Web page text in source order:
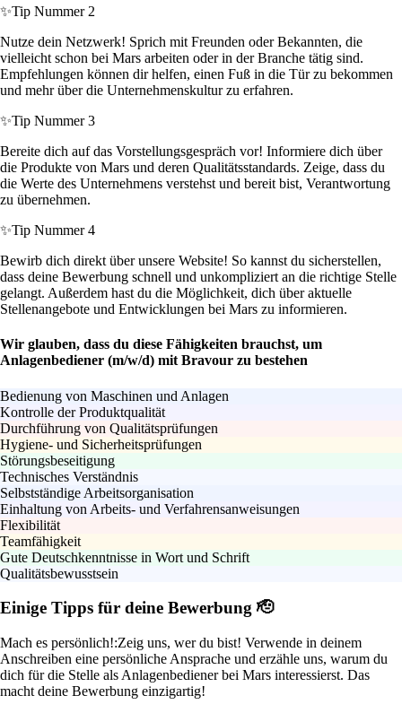
✨Tip Nummer 2
Nutze dein Netzwerk! Sprich mit Freunden oder Bekannten, die
vielleicht schon bei Mars arbeiten oder in der Branche tätig sind.
Empfehlungen können dir helfen, einen Fuß in die Tür zu bekommen
und mehr über die Unternehmenskultur zu erfahren.
✨Tip Nummer 3
Bereite dich auf das Vorstellungsgespräch vor! Informiere dich über
die Produkte von Mars und deren Qualitätsstandards. Zeige, dass du
die Werte des Unternehmens verstehst und bereit bist, Verantwortung
zu übernehmen.
✨Tip Nummer 4
Bewirb dich direkt über unsere Website! So kannst du sicherstellen,
dass deine Bewerbung schnell und unkompliziert an die richtige Stelle
gelangt. Außerdem hast du die Möglichkeit, dich über aktuelle
Stellenangebote und Entwicklungen bei Mars zu informieren.
Wir glauben, dass du diese Fähigkeiten brauchst, um
Anlagenbediener (m/w/d) mit Bravour zu bestehen
Bedienung von Maschinen und Anlagen
Kontrolle der Produktqualität
Durchführung von Qualitätsprüfungen
Hygiene- und Sicherheitsprüfungen
Störungsbeseitigung
Technisches Verständnis
Selbstständige Arbeitsorganisation
Einhaltung von Arbeits- und Verfahrensanweisungen
Flexibilität
Teamfähigkeit
Gute Deutschkenntnisse in Wort und Schrift
Qualitätsbewusstsein
Einige Tipps für deine Bewerbung 🫡
Mach es persönlich!:Zeig uns, wer du bist! Verwende in deinem
Anschreiben eine persönliche Ansprache und erzähle uns, warum du
dich für die Stelle als Anlagenbediener bei Mars interessierst. Das
macht deine Bewerbung einzigartig!